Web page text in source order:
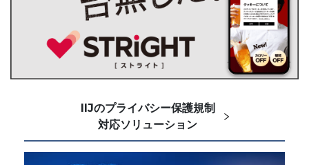
IIJのプライバシー保護規制
対応ソリューション